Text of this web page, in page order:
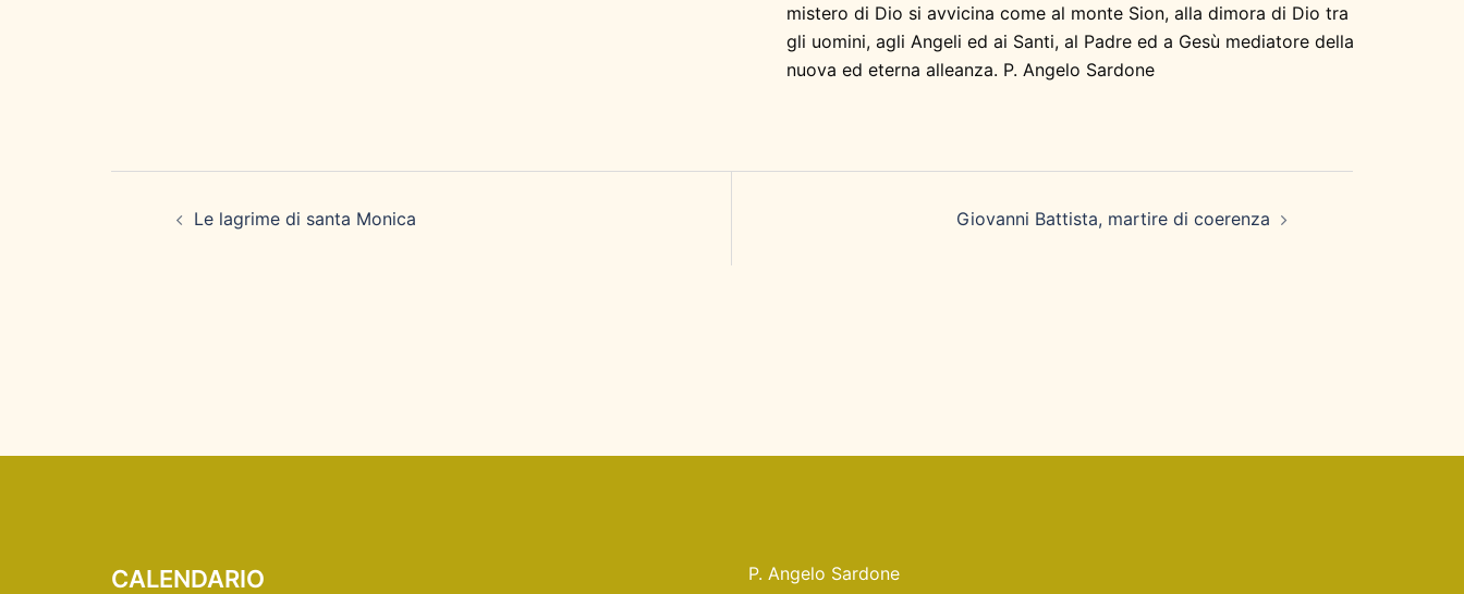
mistero di Dio si avvicina come al monte Sion, alla dimora di Dio tra
gli uomini, agli Angeli ed ai Santi, al Padre ed a Gesù mediatore della
nuova ed eterna alleanza. P. Angelo Sardone
articoloLe lagrime di santa Monica Giovanni Battista, martire di coerenza
CALENDARIO P. Angelo Sardone